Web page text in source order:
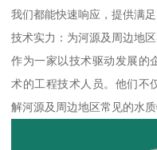
我们都能快速响应，提供满
技术实力：为河源及周边地
作为一家以技术驱动发展的
术的工程技术人员。他们不
解河源及周边地区常见的水质